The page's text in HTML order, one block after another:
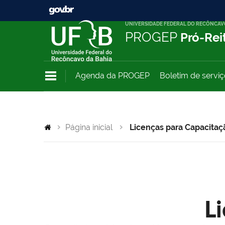
UNIVERSIDADE FEDERAL DO
PROGEP Pró-
Agenda da PROGEP Boletim de
Página inicial Licenças para